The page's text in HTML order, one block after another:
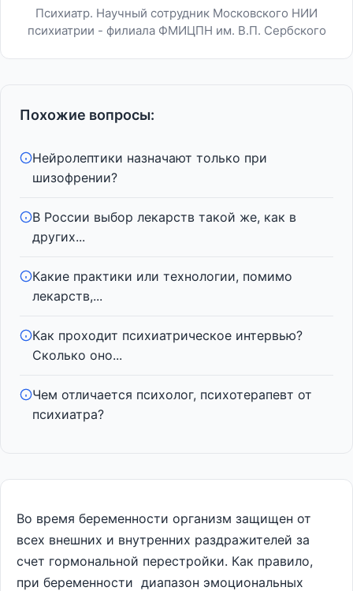
Психиатр. Научный сотрудник Московского НИИ
психиатрии - филиала ФМИЦПН им. В.П. Сербского
Похожие вопросы:
Нейролептики назначают только при
шизофрении?
В России выбор лекарств такой же, как в
других...
Какие практики или технологии, помимо
лекарств,...
Как проходит психиатрическое интервью?
Сколько оно...
Чем отличается психолог, психотерапевт от
психиатра?
Во время беременности организм защищен от
всех внешних и внутренних раздражителей за
счет гормональной перестройки. Как правило,
при беременности диапазон эмоциональных